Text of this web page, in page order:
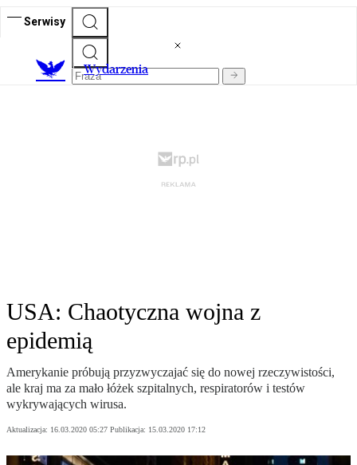
Serwisy
Wydarzenia
USA: Chaotyczna wojna z
epidemią
Amerykanie próbują przyzwyczajać się do nowej rzeczywistości,
ale kraj ma za mało łóżek szpitalnych, respiratorów i testów
wykrywających wirusa.
Aktualizacja: 16.03.2020 05:27 Publikacja: 15.03.2020 17:12